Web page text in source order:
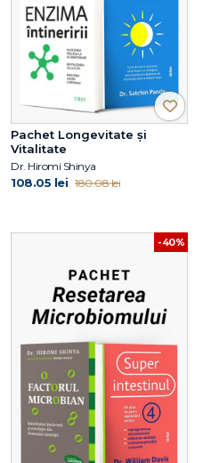
Pachet Longevitate și
Vitalitate
Dr. Hiromi Shinya
108.05 lei 180.08 lei
-40%